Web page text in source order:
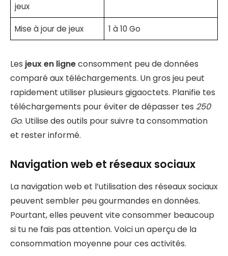
jeux
Mise à jour de jeux 1 à 10 Go
Les jeux en ligneconsomment peu de données
comparé aux téléchargements. Un gros jeu peut
rapidement utiliser plusieurs gigaoctets. Planifie tes
téléchargements pour éviter de dépasser tes 250
Go. Utilise des outils pour suivre ta consommation
et rester informé.
Navigation web et réseaux sociaux
La navigation web et l’utilisation des réseaux sociaux
peuvent sembler peu gourmandes en données.
Pourtant, elles peuvent vite consommer beaucoup
si tu ne fais pas attention. Voici un aperçu de la
consommation moyenne pour ces activités.